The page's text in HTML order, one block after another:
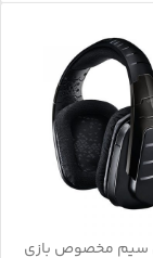
مخصوص بازی